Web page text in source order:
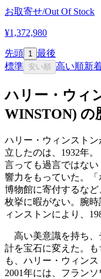
お取寄せ/Out Of Stock
¥1,372,980
先頭 1
最後
標準 安い順 高い順新
ハリー・ウィ
WINSTON) の
ハリー・ウィンスト
立したのは、1932年
言っても過言ではな
響力をもっていた。
博物館に寄付するな
枚挙に暇がない。腕
ィンストンにより、
高い美意識を持ち、
計を宝石に変えた。
も、ハリー・ウィン
2001年には、フラン